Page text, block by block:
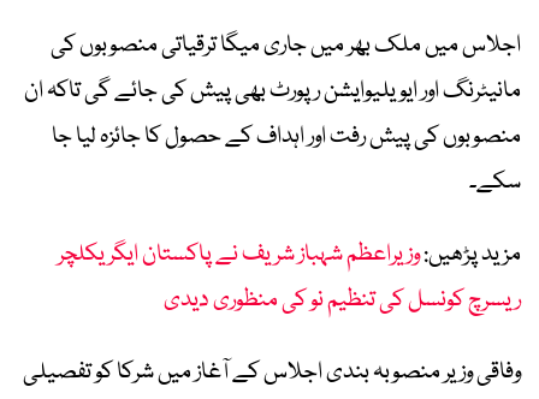
اجلاس میں ملک بھر میں جاری میگا ترقیاتی منصوبوں کی
مانیٹرنگ اور ایویلیوایشن رپورٹ بھی پیش کی جائے گی تاکہ ان
منصوبوں کی پیش رفت اور اہداف کے حصول کا جائزہ لیا جا
سکے۔
مزید پڑھیں:وزیراعظم شہباز شریف نے پاکستان ایگریکلچر
ریسرچ کونسل کی تنظیم نو کی منظوری دیدی
وفاقی وزیر منصوبہ بندی اجلاس کے آغاز میں شرکا کو تفصیلی